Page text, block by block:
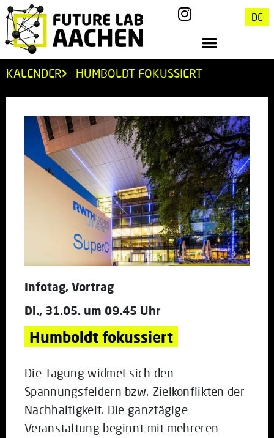
DE
KALENDER HUMBOLDT FOKUSSIERT
Infotag, Vortrag
Di., 31.05. um 09.45 Uhr
Humboldt fokussiert
Die Tagung widmet sich den
Spannungsfeldern bzw. Zielkonflikten der
Nachhaltigkeit. Die ganztägige
Veranstaltung beginnt mit mehreren